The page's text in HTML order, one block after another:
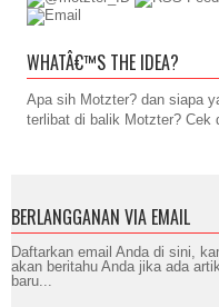
WHATÂ€™S THE IDEA?
Apa sih Motzter? dan siapa
terlibat di balik Motzter? Cek
BERLANGGANAN VIA EMAIL
Daftarkan email Anda di sini,
akan beritahu Anda jika ada
baru...